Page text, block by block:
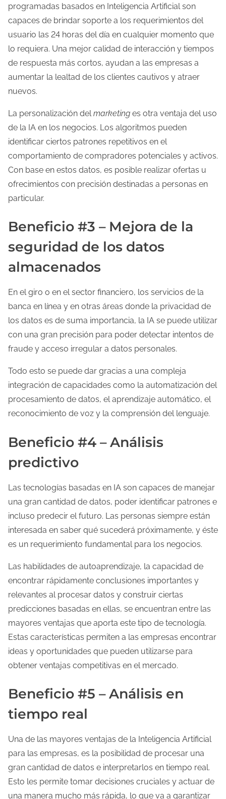
programadas basados ​​en Inteligencia Artificial son
capaces de brindar soporte a los requerimientos del
usuario las 24 horas del día en cualquier momento que
lo requiera. Una mejor calidad de interacción y tiempos
de respuesta más cortos, ayudan a las empresas a
aumentar la lealtad de los clientes cautivos y atraer
nuevos.
La personalización delmarketing es otra ventaja del uso
de la IA en los negocios. Los algoritmos pueden
identificar ciertos patrones repetitivos en el
comportamiento de compradores potenciales y activos.
Con base en estos datos, es posible realizar ofertas u
ofrecimientos con precisión destinadas a personas en
particular.
Beneficio #3 – Mejora de la
seguridad de los datos
almacenados
En el giro o en el sector financiero, los servicios de la
banca en línea y en otras áreas donde la privacidad de
los datos es de suma importancia, la IA se puede utilizar
con una gran precisión para poder detectar intentos de
fraude y acceso irregular a datos personales.
Todo esto se puede dar gracias a una compleja
integración de capacidades como la automatización del
procesamiento de datos, el aprendizaje automático, el
reconocimiento de voz y la comprensión del lenguaje.
Beneficio #4 – Análisis
predictivo
Las tecnologías basadas en IA son capaces de manejar
una gran cantidad de datos, poder identificar patrones e
incluso predecir el futuro. Las personas siempre están
interesada en saber qué sucederá próximamente, y éste
es un requerimiento fundamental para los negocios.
Las habilidades de autoaprendizaje, la capacidad de
encontrar rápidamente conclusiones importantes y
relevantes al procesar datos y construir ciertas
predicciones basadas en ellas, se encuentran entre las
mayores ventajas que aporta este tipo de tecnología.
Estas características permiten a las empresas encontrar
ideas y oportunidades que pueden utilizarse para
obtener ventajas competitivas en el mercado.
Beneficio #5 – Análisis en
tiempo real
Una de las mayores ventajas de la Inteligencia Artificial
para las empresas, es la posibilidad de procesar una
gran cantidad de datos e interpretarlos en tiempo real.
Esto les permite tomar decisiones cruciales y actuar de
una manera mucho más rápida, lo que va a garantizar